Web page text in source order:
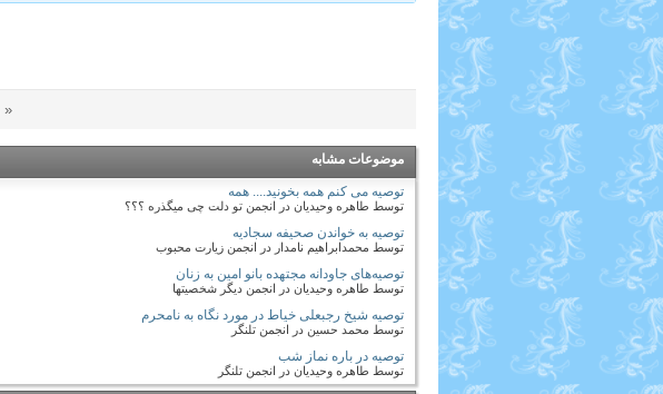
«
موضوعات مشابه
توصیه می کنم همه بخونید.... همه
توسط طاهره وحیدیان در انجمن تو دلت چی میگذره ؟؟؟
توصیه به خواندن صحیفه سجادیه
توسط محمدابراهیم نامدار در انجمن زیارت محبوب
توصیه‌های جاودانه مجتهده بانو امین به زنان
توسط طاهره وحیدیان در انجمن دیگر شخصیتها
توصیه شیخ رجبعلی خیاط در مورد نگاه به نامحرم
توسط محمد حسین در انجمن تلنگر
توصیه در باره نماز شب
توسط طاهره وحیدیان در انجمن تلنگر